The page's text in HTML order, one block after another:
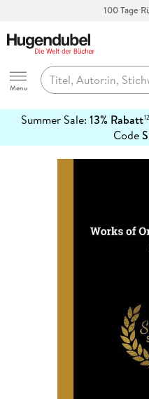
100 Tage
Hugendubel
Menu
Summer Sale: 13% Rabatt12
Code
erfahren